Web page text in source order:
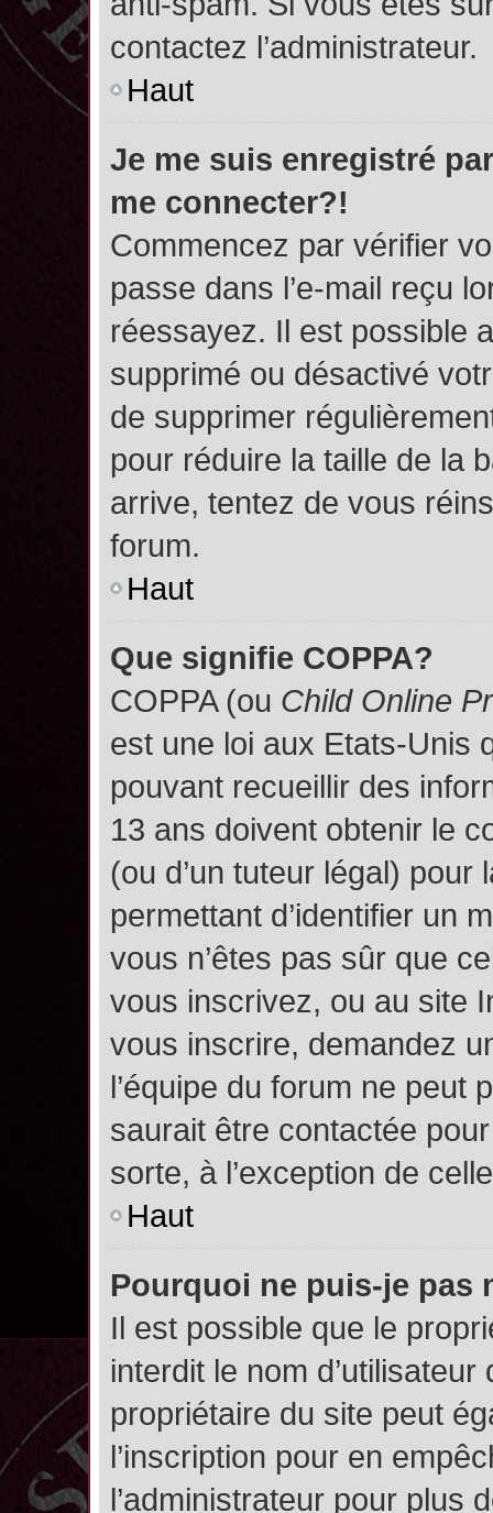
contactez l’administrateur.
Haut
Je me suis enregistré
me connecter?!
Commencez par vérifier
passe dans l’e-mail reçu
réessayez. Il est possible
supprimé ou désactivé
de supprimer
pour réduire la taille de la
arrive, tentez de vous
forum.
Haut
Que signifie COPPA?
COPPA (ou Child Online
est une loi aux Etats-Unis
pouvant recueillir des
13 ans doivent obtenir le
(ou d’un tuteur légal)
permettant d’identifier un
vous n’êtes pas sûr que
vous inscrivez, ou au site
vous inscrire, demandez
l’équipe du forum ne peut
saurait être contactée
sorte, à l’exception de
Haut
Pourquoi ne puis-je pas
Il est possible que le
interdit le nom
propriétaire du site peut
l’inscription pour en
l’administrateur pour plus